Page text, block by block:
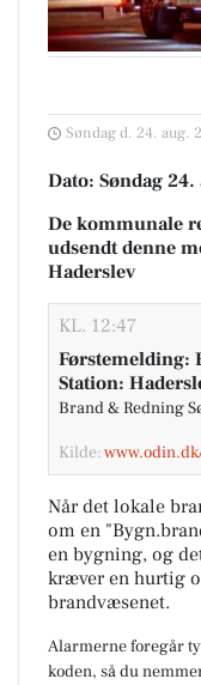
Søndag d. 24. aug.
Dato: Søndag
De kommunale
udsendt denne
Haderslev
KL. 12:47
Førstemelding:
Station:
Brand & Redning
Kilde:
Når det lokale
om en
en bygning, og
kræver en hurtig
brandvæsenet.
Alarmerne foregår
koden, så du